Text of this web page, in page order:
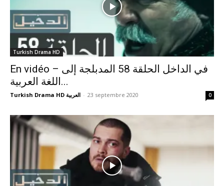
Turkish Drama HD
En vidéo – في الداخل الحلقة 58 المدبلجة إلى
اللغة العربية...
Turkish Drama HD العربية - 23 septembre 2020 0